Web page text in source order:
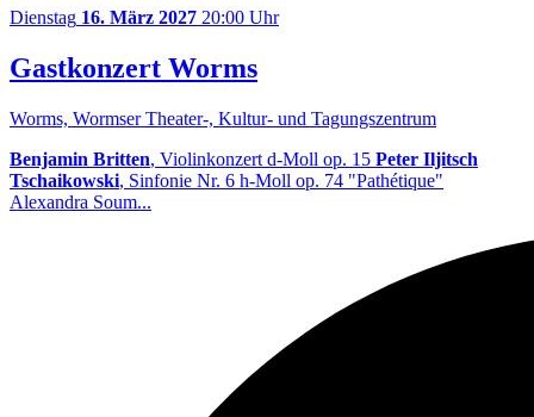
Dienstag 16. März 2027 20:00 Uhr
Gastkonzert Worms
Worms, Wormser Theater-, Kultur- und Tagungszentrum
Benjamin Britten, Violinkonzert d-Moll op. 15 Peter Iljitsch
Tschaikowski, Sinfonie Nr. 6 h-Moll op. 74 "Pathétique"
Alexandra Soum...